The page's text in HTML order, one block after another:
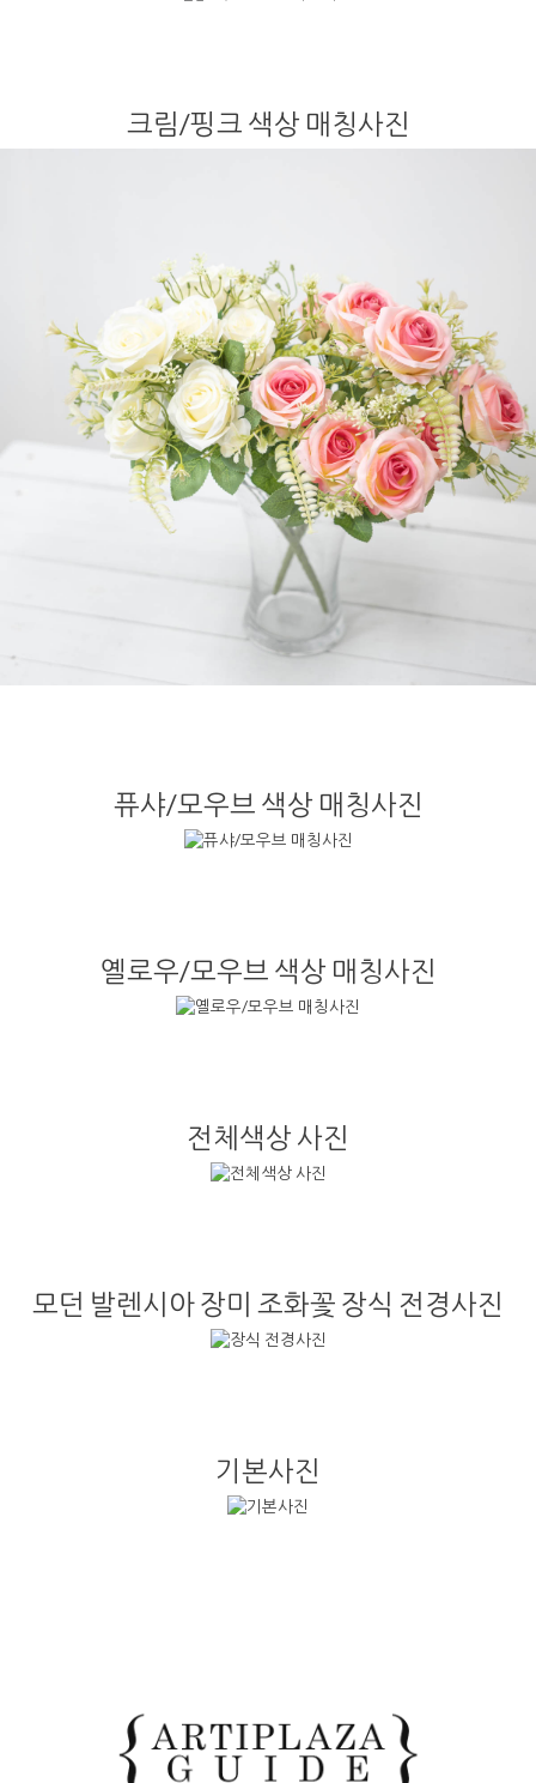
크림/핑크 색상 매칭사진
퓨샤/모우브 색상 매칭사진
옐로우/모우브 색상 매칭사진
전체색상 사진
모던 발렌시아 장미 조화꽃 장식 전경사진
기본사진